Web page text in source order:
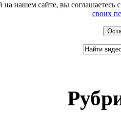
на нашем сайте, вы соглашаетесь
своих